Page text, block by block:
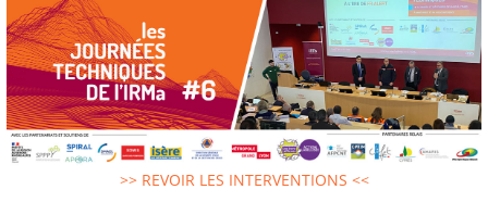
>> REVOIR LES INTERVENTIONS <<